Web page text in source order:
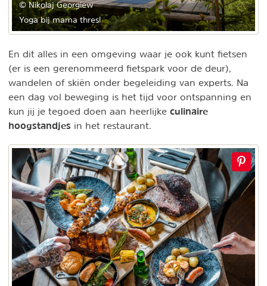
© Nikolaj Georgiew
Yoga bij mama thresl
En dit alles in een omgeving waar je ook kunt fietsen
(er is een gerenommeerd fietspark voor de deur),
wandelen of skiën onder begeleiding van experts. Na
een dag vol beweging is het tijd voor ontspanning en
kun jij je tegoed doen aan heerlijke culinaire
hoogstandjes in het restaurant.